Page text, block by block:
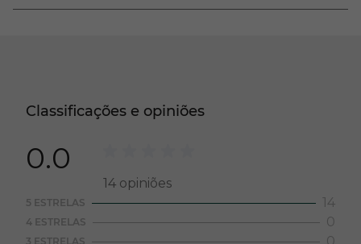
Classificações e opiniões
0.0
14 opiniões
5 ESTRELAS 14
4 ESTRELAS 0
3 ESTRELAS